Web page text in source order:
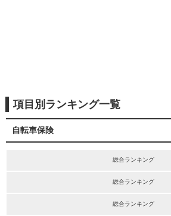
項目別ランキング一覧
自転車保険
総合ランキング
総合ランキング
総合ランキング